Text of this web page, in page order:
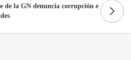
tras tiroteo a plena tarde en Nueva